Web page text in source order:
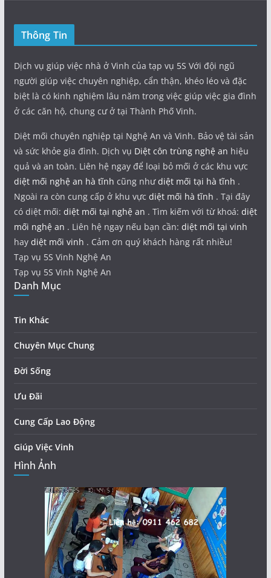
Thông Tin
Dịch vụ giúp việc nhà ở Vinh của tạp vụ 5S Với đội ngũ
người giúp việc chuyên nghiệp, cẩn thận, khéo léo và đặc
biệt là có kinh nghiệm lâu năm trong việc giúp việc gia đình
ở các căn hộ, chung cư ở tại Thành Phố Vinh.
Diệt mối chuyên nghiệp tại Nghệ An và Vinh. Bảo vệ tài sản
và sức khỏe gia đình. Dịch vụ Diệt côn trùng nghệ an hiệu
quả và an toàn. Liên hệ ngay để loại bỏ mối ở các khu vực
diệt mối nghệ an hà tĩnh cũng nhưdiệt mối tại hà tĩnh .
Ngoài ra còn cung cấp ở khu vực diệt mối hà tĩnh . Tại đây
có diệt mối: diệt mối tại nghệ an . Tìm kiếm với từ khoá: diệt
mối nghệ an . Liên hệ ngay nếu bạn cần: diệt mối tại vinh
hay diệt mối vinh . Cảm ơn quý khách hàng rất nhiều!
Tạp vụ 5S Vinh Nghệ An
Tạp vụ 5S Vinh Nghệ An
Danh Mục
Tin Khác
Chuyên Mục Chung
Đời Sống
Ưu Đãi
Cung Cấp Lao Động
Giúp Việc Vinh
Hình Ảnh